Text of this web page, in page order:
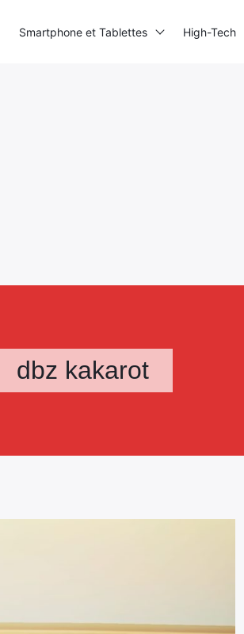
dbz kakarot
Smartphone et Tablettes High-Tech